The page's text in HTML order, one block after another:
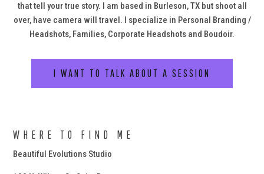
that tell your true story. I am based in Burleson, TX but shoot all
over, have camera will travel. I specialize in Personal Branding /
Headshots, Families, Corporate Headshots and Boudoir.
I WANT TO TALK ABOUT A SESSION
WHERE TO FIND ME
Beautiful Evolutions Studio